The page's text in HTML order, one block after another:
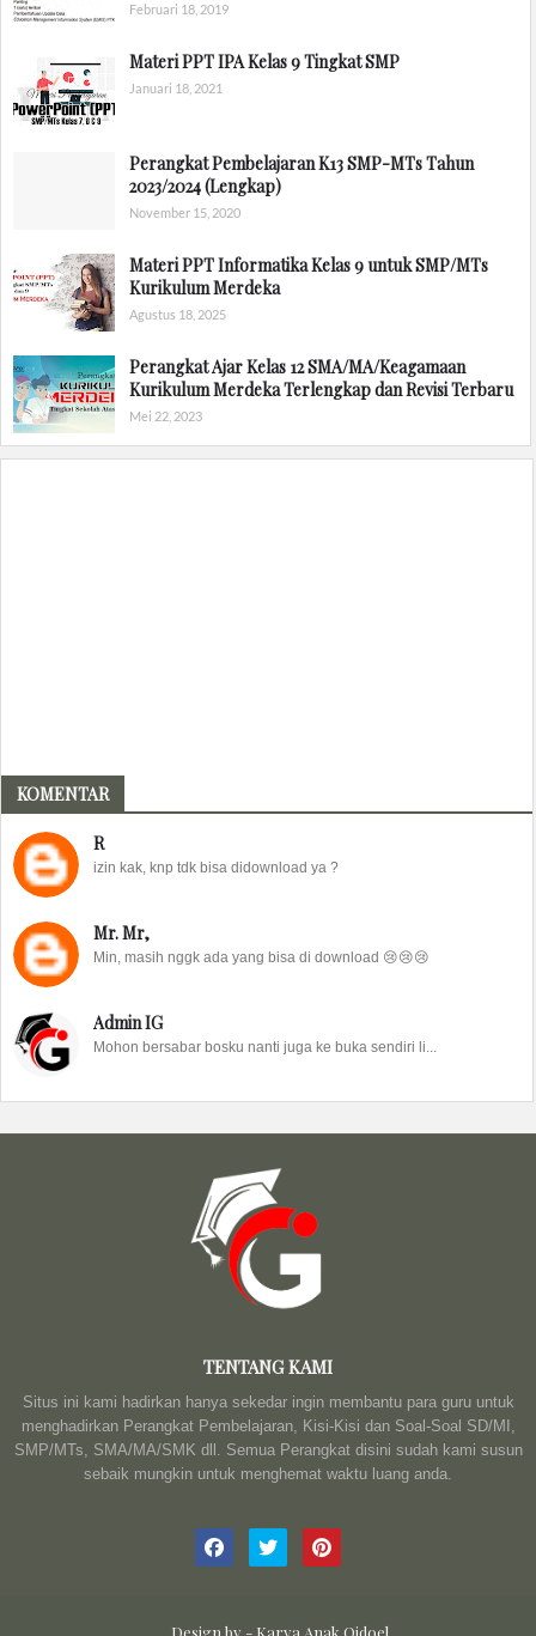
Februari 18, 2019
Materi PPT IPA Kelas 9 Tingkat SMP
Januari 18, 2021
Perangkat Pembelajaran K13 SMP-MTs Tahun
2023/2024 (Lengkap)
November 15, 2020
Materi PPT Informatika Kelas 9 untuk SMP/MTs
Kurikulum Merdeka
Agustus 18, 2025
Perangkat Ajar Kelas 12 SMA/MA/Keagamaan
Kurikulum Merdeka Terlengkap dan Revisi Terbaru
Mei 22, 2023
KOMENTAR
R
izin kak, knp tdk bisa didownload ya ?
Mr. Mr,
Min, masih nggk ada yang bisa di download 😢😢😢
Admin IG
Mohon bersabar bosku nanti juga ke buka sendiri li...
TENTANG KAMI
Situs ini kami hadirkan hanya sekedar ingin membantu para guru untuk
menghadirkan Perangkat Pembelajaran, Kisi-Kisi dan Soal-Soal SD/MI,
SMP/MTs, SMA/MA/SMK dll. Semua Perangkat disini sudah kami susun
sebaik mungkin untuk menghemat waktu luang anda.